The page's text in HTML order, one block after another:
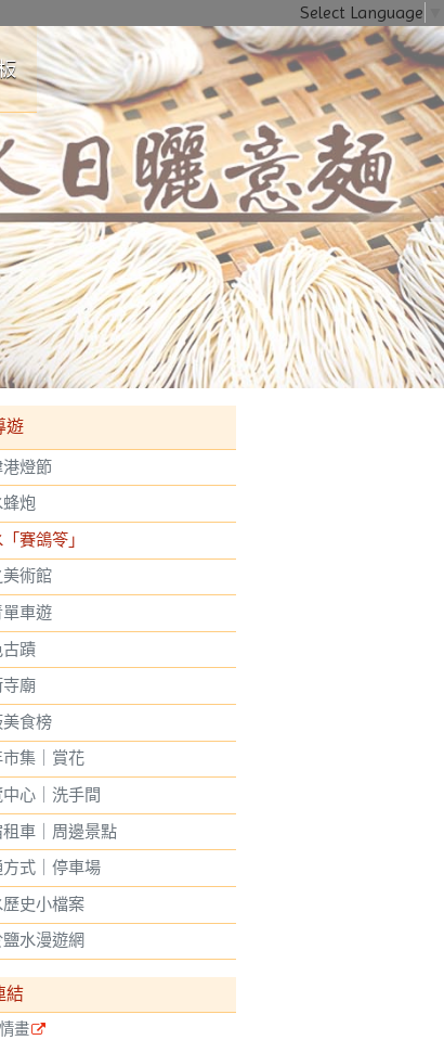
Select Language
遊
港燈節
蜂炮
賽鴿笭」
美術館
車遊
蹟
廟
食榜
市集｜賞花
心｜洗手間
車｜周邊景點
方式｜停車場
歷史小檔案
鹽水漫遊網
結
畫
高溜滑梯）、月之森林擺盪區和月之丘自然探險區，歡迎帶